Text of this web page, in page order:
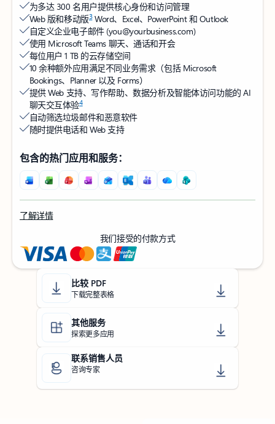
为多达 300 名用户提供核心身份和访问管理
Web 版和移动版3Word、Excel、PowerPoint 和 Outlook
自定义企业电子邮件 (you@yourbusiness.com)
使用 Microsoft Teams 聊天、通话和开会
每位用户 1 TB 的云存储空间
10 余种额外应用满足不同业务需求（包括 Microsoft
Bookings、Planner 以及 Forms）
提供 Web 支持、写作帮助、数据分析及智能体访问功能的 AI
聊天交互体验4
自动筛选垃圾邮件和恶意软件
随时提供电话和 Web 支持
包含的热门应用和服务：
了解详情
我们接受的付款方式
返回选项卡
比较 PDF
下载完整表格
其他服务
探索更多应用
联系销售人员
咨询专家